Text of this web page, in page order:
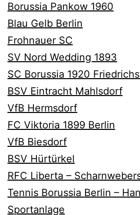
Borussia Pankow 1960
Blau Gelb Berlin
Frohnauer SC
SV Nord Wedding 1893
SC Borussia 1920
BSV Eintracht Mahlsdorf
VfB Hermsdorf
FC Viktoria 1899 Berlin
VfB Biesdorf
BSV Hürtürkel
RFC Liberta –
Tennis Borussia Berlin –
Sportanlage